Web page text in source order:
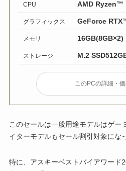
CPU AMD Ryzen™
グラフィックス GeForce
メモリ 16GB(8GB×2)
ストレージ M.2
このPCの詳細・
このセールは一般用途モデルはゲー
イターモデルもセール割引対象にな
特に、アスキーベストバイアワード